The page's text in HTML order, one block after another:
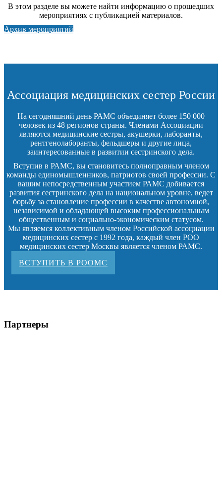
В этом разделе вы можете найти информацию о прошедших
мероприятиях с публикацией материалов.
Архив мероприятий
Ассоциация медицинских сестер России
На сегодняшний день РАМС объединяет более 150 000
человек из 48 регионов страны. Членами Ассоциации
являются медицинские сестры, акушерки, лаборанты,
рентгенолаборанты, фельдшеры и другие лица,
заинтересованные в развитии сестринского дела.
Вступив в РАМС, вы становитесь полноправным членом
команды единомышленников, патриотов своей профессии. С
вашим непосредственным участием РАМС добивается
развития сестринского дела на национальном уровне, ведет
борьбу за становление профессии в качестве автономной,
независимой и обладающей высоким профессиональным
общественным и социально-экономическим статусом.
Мы являемся коллективным членом Российской ассоциации
медицинских сестер с 1992 года, каждый член РОО
медицинских сестер Москвы является членом РАМС.
ВСТУПИТЬ В РООМС
Партнеры